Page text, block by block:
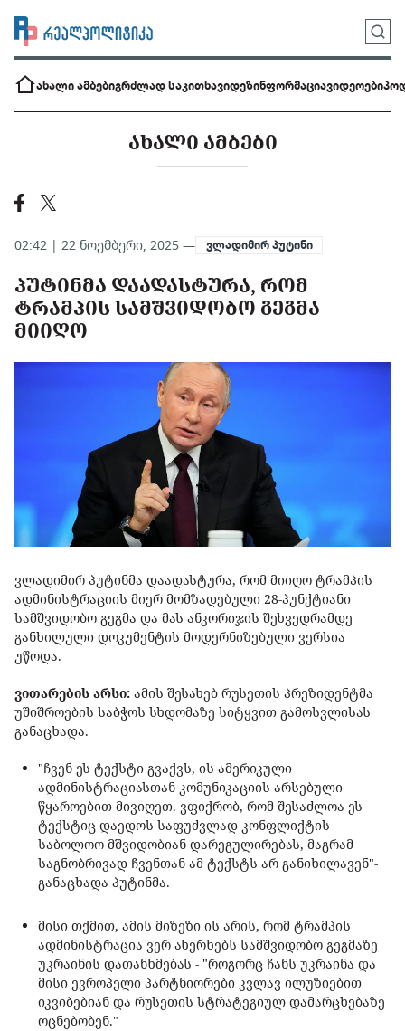
ახალი ამბებიგრძლად საკითხავიდეზინფორმაციავიდეოები
ᲐᲮᲐᲚᲘ ᲐᲛᲑᲔᲑᲘ
02:42 | 22 ნოემბერი, 2025 — ვლადიმირ პუტინი
ᲞᲣᲢᲘᲜᲛᲐ ᲓᲐᲐᲓᲐᲡᲢᲣᲠᲐ, ᲠᲝᲛ
ᲢᲠᲐᲛᲞᲘᲡ ᲡᲐᲛᲨᲕᲘᲓᲝᲑᲝ ᲒᲔᲒᲛᲐ
ᲛᲘᲘᲦᲝ
ვლადიმირ პუტინმა დაადასტურა, რომ მიიღო ტრამპის
ადმინისტრაციის მიერ მომზადებული 28-პუნქტიანი
სამშვიდობო გეგმა და მას ანკორიჯის შეხვედრამდე
განხილული დოკუმენტის მოდერნიზებული ვერსია
უწოდა.
ვითარების არსი: ამის შესახებ რუსეთის პრეზიდენტმა
უშიშროების საბჭოს სხდომაზე სიტყვით გამოსვლისას
განაცხადა.
"ჩვენ ეს ტექსტი გვაქვს, ის ამერიკული
ადმინისტრაციასთან კომუნიკაციის არსებული
წყაროებით მივიღეთ. ვფიქრობ, რომ შესაძლოა ეს
ტექსტიც დაედოს საფუძვლად კონფლიქტის
საბოლოო მშვიდობიან დარეგულირებას, მაგრამ
საგნობრივად ჩვენთან ამ ტექსტს არ განიხილავენ"-
განაცხადა პუტინმა.
მისი თქმით, ამის მიზეზი ის არის, რომ ტრამპის
ადმინისტრაცია ვერ ახერხებს სამშვიდობო გეგმაზე
უკრაინის დათანხმებას - "როგორც ჩანს უკრაინა და
მისი ევროპელი პარტნიორები კვლავ ილუზიებით
იკვიბებიან და რუსეთის სტრატეგიულ დამარცხებაზე
ოცნებობენ."